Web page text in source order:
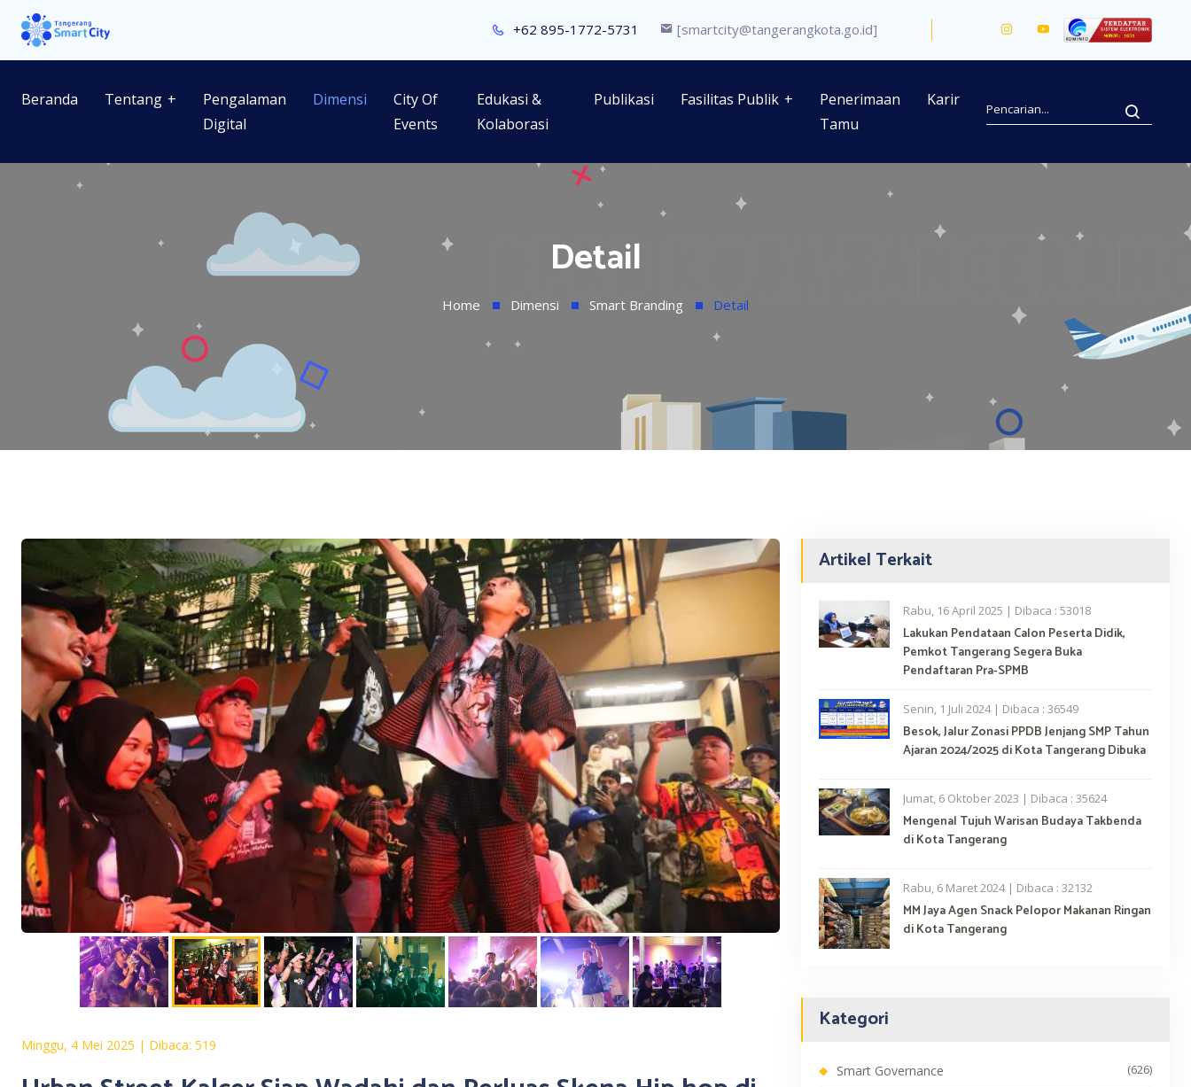
+62 895-1772-5731 [smartcity@tangerangkota.go.id]
Beranda Tentang
Pengalaman
Digital
Dimensi
City Of
Events
Edukasi &
Kolaborasi
Publikasi Fasilitas Publik
Penerimaan
Tamu
Karir
Detail
Home Dimensi Smart Branding Detail
Minggu, 4 Mei 2025 | Dibaca: 519
Artikel Terkait
Rabu, 16 April 2025 | Dibaca : 53018
Lakukan Pendataan Calon Peserta Didik,
Pemkot Tangerang Segera Buka
Pendaftaran Pra-SPMB
Senin, 1 Juli 2024 | Dibaca : 36549
Besok, Jalur Zonasi PPDB Jenjang SMP Tahun
Ajaran 2024/2025 di Kota Tangerang Dibuka
Jumat, 6 Oktober 2023 | Dibaca : 35624
Mengenal Tujuh Warisan Budaya Takbenda
di Kota Tangerang
Rabu, 6 Maret 2024 | Dibaca : 32132
MM Jaya Agen Snack Pelopor Makanan Ringan
di Kota Tangerang
Kategori
Smart Governance (626)